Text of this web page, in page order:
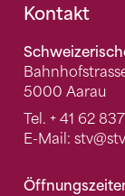
Kontakt
5000 Aarau
Tel. + 41 62
E-Mail: stv